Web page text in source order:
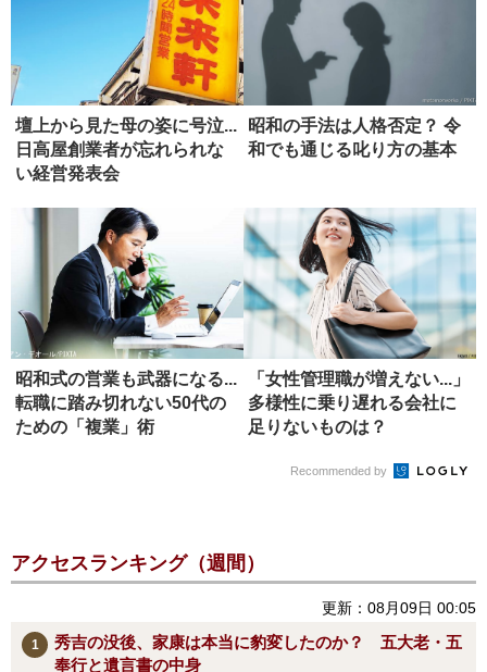
壇上から見た母の姿に号泣...
日高屋創業者が忘れられな
い経営発表会
昭和の手法は人格否定？ 令
和でも通じる叱り方の基本
昭和式の営業も武器になる...
転職に踏み切れない50代の
ための「複業」術
「女性管理職が増えない...」
多様性に乗り遅れる会社に
足りないものは？
Recommended by
アクセスランキング（週間）
更新：08月09日 00:05
秀吉の没後、家康は本当に豹変したのか？ 五大老・五
奉行と遺言書の中身